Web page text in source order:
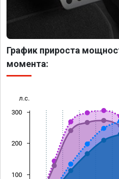
График прироста
момента:
л.с.
100
200
300